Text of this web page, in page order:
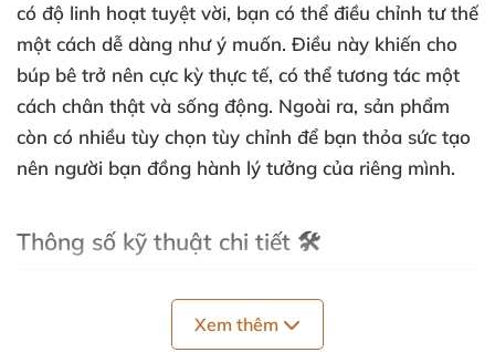
có độ linh hoạt tuyệt vời, bạn có thể điều chỉnh tư thế
một cách dễ dàng như ý muốn. Điều này khiến cho
búp bê trở nên cực kỳ thực tế, có thể tương tác một
cách chân thật và sống động. Ngoài ra, sản phẩm
còn có nhiều tùy chọn tùy chỉnh để bạn thỏa sức tạo
nên người bạn đồng hành lý tưởng của riêng mình.
Thông số kỹ thuật chi tiết 🛠️
Chiều cao: 1m25 – Kích thước hoàn hảo, nhỏ gọn
Xem thêm